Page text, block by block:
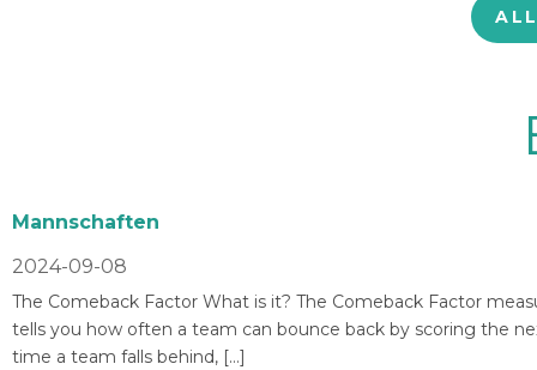
Mannschaften
2024-09-08
The Comeback Factor What is it? The Comeback Factor
tells you how often a team can bounce back by scoring the
time a team falls behind, […]